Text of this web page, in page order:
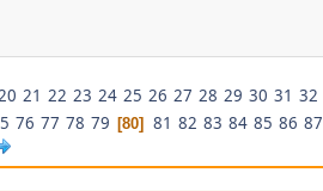
21 22 23 24 25 26 27 28 29 30 31 32
76 77 78 79 80 81 82 83 84 85 86 87